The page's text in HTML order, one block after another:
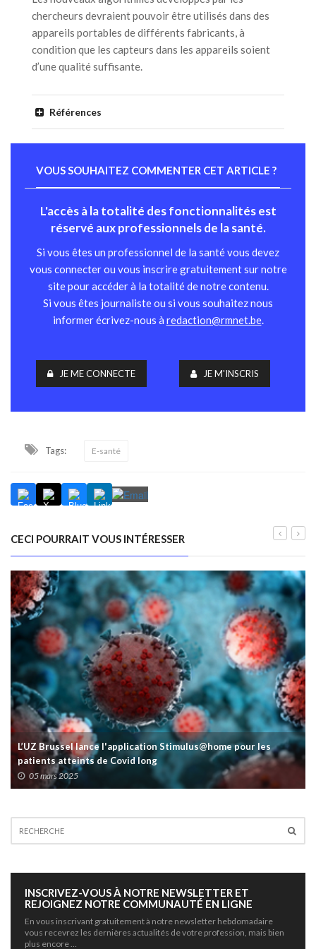
chercheurs devraient pouvoir être utilisés dans des
appareils portables de différents fabricants, à
condition que les capteurs dans les appareils soient
d’une qualité suffisante.
Références
VOUS SOUHAITEZ COMMENTER CET ARTICLE ?
L'accès à la totalité des fonctionnalités est
réservé aux professionnels de la santé.
Si vous êtes un professionnel de la santé vous devez
vous connecter ou vous inscrire gratuitement sur notre
site pour accéder à la totalité de notre contenu.
Si vous êtes journaliste ou si vous souhaitez nous
informer écrivez-nous à redaction@rmnet.be.
JE ME CONNECTE JE M'INSCRIS
Tags: E-santé
CECI POURRAIT VOUS INTÉRESSER
L’UZ Brussel lance l'application Stimulus@home pour les
patients atteints de Covid long
05 mars 2025
INSCRIVEZ-VOUS À NOTRE NEWSLETTER ET
REJOIGNEZ NOTRE COMMUNAUTÉ EN LIGNE
En vous inscrivant gratuitement à notre newsletter hebdomadaire
vous recevrez les dernières actualités de votre profession, mais bien
plus encore …